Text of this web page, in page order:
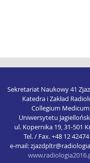
Sekretariat Naukowy 41
Katedra i Zakład
Collegium Medicum
Uniwersytetu
ul. Kopernika 19, 31-501
Tel. / Fax. +48 12
e-mail: